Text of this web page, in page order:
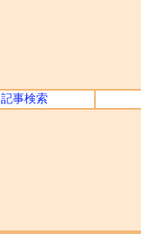
記事検索